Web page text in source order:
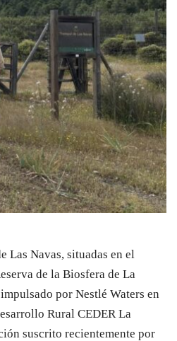
Las Navas, situadas en el
de la Biosfera de La
por Nestlé Waters en
Rural CEDER La
suscrito recientemente por